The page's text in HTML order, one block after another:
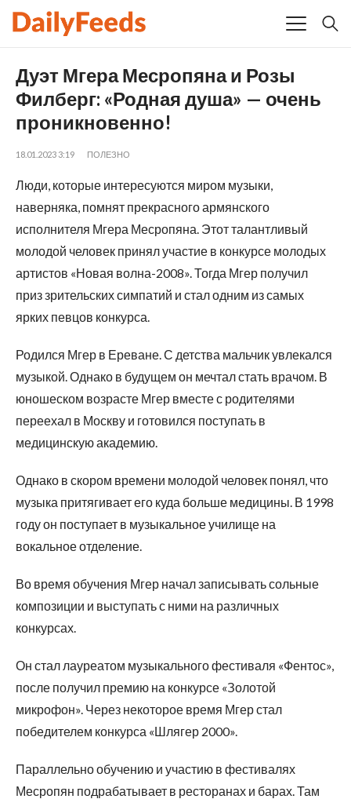
Дуэт Мгера Месропяна и Розы
Филберг: «Родная душа» — очень
проникновенно!
18.01.2023 3:19 ПОЛЕЗНО
Люди, которые интересуются миром музыки,
наверняка, помнят прекрасного армянского
исполнителя Мгера Месропяна. Этот талантливый
молодой человек принял участие в конкурсе молодых
артистов «Новая волна-2008». Тогда Мгер получил
приз зрительских симпатий и стал одним из самых
ярких певцов конкурса.
Родился Мгер в Ереване. С детства мальчик увлекался
музыкой. Однако в будущем он мечтал стать врачом. В
юношеском возрасте Мгер вместе с родителями
переехал в Москву и готовился поступать в
медицинскую академию.
Однако в скором времени молодой человек понял, что
музыка притягивает его куда больше медицины. В 1998
году он поступает в музыкальное училище на
вокальное отделение.
Во время обучения Мгер начал записывать сольные
композиции и выступать с ними на различных
конкурсах.
Он стал лауреатом музыкального фестиваля «Фентос»,
после получил премию на конкурсе «Золотой
микрофон». Через некоторое время Мгер стал
победителем конкурса «Шлягер 2000».
Параллельно обучению и участию в фестивалях
Месропян подрабатывает в ресторанах и барах. Там